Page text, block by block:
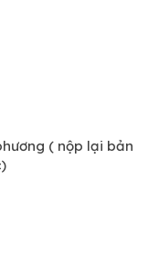
( nộp lại bản